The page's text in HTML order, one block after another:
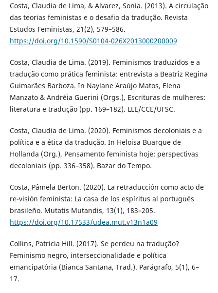
Costa, Claudia de Lima, & Alvarez, Sonia. (2013). A circulação
das teorias feministas e o desafio da tradução. Revista
Estudos Feministas, 21(2), 579–586.
https://doi.org/10.1590/S0104-026X2013000200009
Costa, Claudia de Lima. (2019). Feminismos traduzidos e a
tradução como prática feminista: entrevista a Beatriz Regina
Guimarães Barboza. In Naylane Araújo Matos, Elena
Manzato & Andréia Guerini (Orgs.), Escrituras de mulheres:
literatura e tradução (pp. 169–182). LLE/CCE/UFSC.
Costa, Claudia de Lima. (2020). Feminismos decoloniais e a
política e a ética da tradução. In Heloisa Buarque de
Hollanda (Org.), Pensamento feminista hoje: perspectivas
decoloniais (pp. 336–358). Bazar do Tempo.
Costa, Pâmela Berton. (2020). La retraducción como acto de
re-visión feminista: La casa de los espíritus al portugués
brasileño. Mutatis Mutandis, 13(1), 183–205.
https://doi.org/10.17533/udea.mut.v13n1a09
Collins, Patricia Hill. (2017). Se perdeu na tradução?
Feminismo negro, interseccionalidade e política
emancipatória (Bianca Santana, Trad.). Parágrafo, 5(1), 6–
17.